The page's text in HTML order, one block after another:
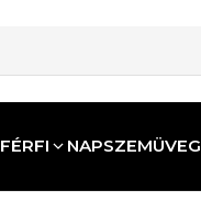
FÉRFI NAPSZEMÜVEG